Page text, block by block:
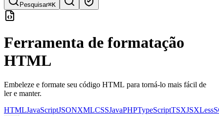
Pesquisar⌘K
Pesquisar ferramentas
Pesquisa rápida de ferramentas
Ferramenta de formatação
HTML
Embeleze e formate seu código HTML para torná-lo mais fácil de
ler e manter.
HTMLJavaScriptJSONXMLCSSJavaPHPTypeScriptTSXJSXLess